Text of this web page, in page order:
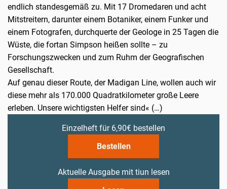
endlich standesgemäß zu. Mit 17 Dromedaren und acht
Mitstreitern, darunter einem Botaniker, einem Funker und
einem Fotografen, durchquerte der Geologe in 25 Tagen die
Wüste, die fortan Simpson heißen sollte – zu
Forschungszwecken und zum Ruhm der Geografischen
Gesellschaft.
Auf genau dieser Route, der Madigan Line, wollen auch wir
diese mehr als 170.000 Quadratkilometer große Leere
erleben. Unsere wichtigsten Helfer sind« (…)
Einzelheft für 6,90€ bestellen
Bestellen
Aktuelle Ausgabe mit tiun lesen